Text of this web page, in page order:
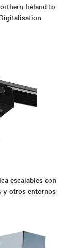
Ireland to
escalables con
y otros entornos